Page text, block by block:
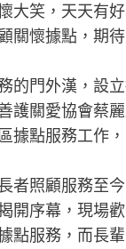
大笑，天天有
關懷據點，期
的門外漢，設
護關愛協會蔡
據點服務工作
者照顧服務至
開序幕，現場
點服務，而長